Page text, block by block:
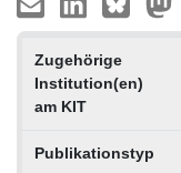
Zugehörige
Institution(en)
am KIT
Publikationstyp